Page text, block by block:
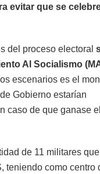
evitar que se
del proceso electoral
Al Socialismo
escenarios es el
Gobierno estarían
caso de que ganase el
de 11 militares
teniendo como centro